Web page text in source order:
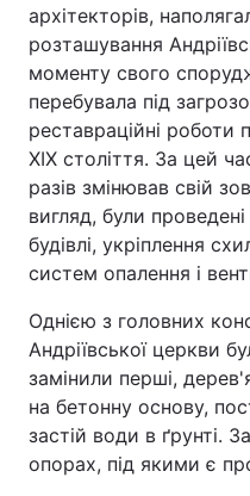
архітекторів,
розташування
моменту свого
перебувала під
реставраційні
XIX століття. За цей
разів змінював свій
вигляд, були проведені
будівлі, укріплення
систем опалення і
Однією з головних
Андріївської церкви
замінили перші,
на бетонну основу,
застій води в ґрунті.
опорах, під якими є